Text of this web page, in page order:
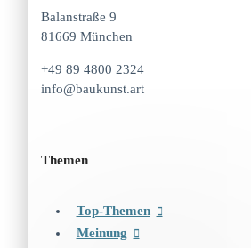
Balanstraße 9
81669 München
+49 89 4800 2324
info@baukunst.art
Themen
Top-Themen
Meinung